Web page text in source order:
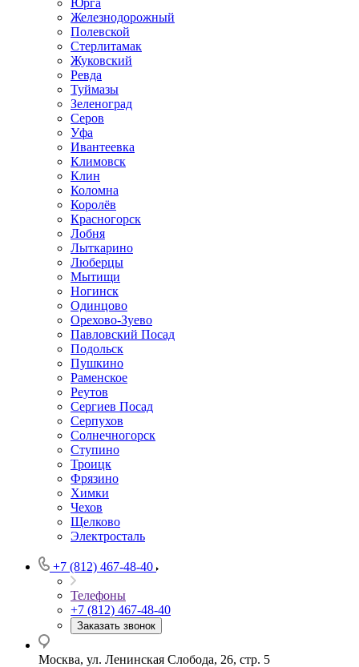
Юрга
Железнодорожный
Полевской
Стерлитамак
Жуковский
Ревда
Туймазы
Зеленоград
Серов
Уфа
Ивантеевка
Климовск
Клин
Коломна
Королёв
Красногорск
Лобня
Лыткарино
Люберцы
Мытищи
Ногинск
Одинцово
Орехово-Зуево
Павловский Посад
Подольск
Пушкино
Раменское
Реутов
Сергиев Посад
Серпухов
Солнечногорск
Ступино
Троицк
Фрязино
Химки
Чехов
Щелково
Электросталь
+7 (812) 467-48-40
Телефоны
+7 (812) 467-48-40
Заказать звонок
Москва, ул. Ленинская Слобода, 26, стр. 5